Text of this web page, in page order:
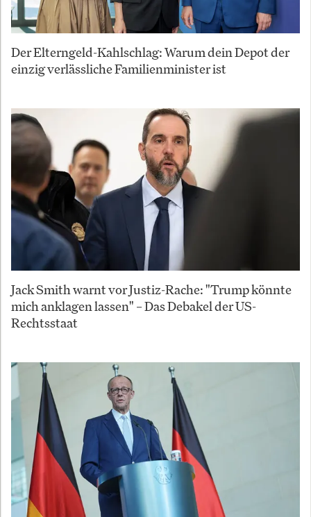
Der Elterngeld-Kahlschlag: Warum dein Depot der
einzig verlässliche Familienminister ist
Jack Smith warnt vor Justiz-Rache: "Trump könnte
mich anklagen lassen" – Das Debakel der US-
Rechtsstaat